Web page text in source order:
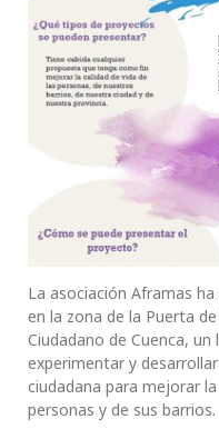
La asociación Aframas
en la zona de la Puerta
Ciudadano de Cuenca,
experimentar y
ciudadana para mejorar
personas y de sus barrios.